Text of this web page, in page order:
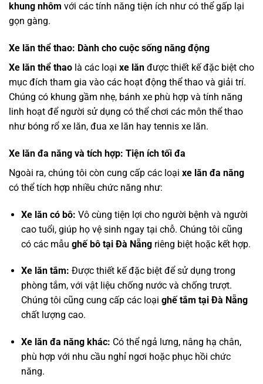
khung nhôm với các tính năng tiện ích như có thể gấp lại
gọn gàng.
Xe lăn thể thao: Dành cho cuộc sống năng động
Xe lăn thể thao là các loại xe lăn được thiết kế đặc biệt cho
mục đích tham gia vào các hoạt động thể thao và giải trí.
Chúng có khung gầm nhẹ, bánh xe phù hợp và tính năng
linh hoạt để người sử dụng có thể chơi các môn thể thao
như bóng rổ xe lăn, đua xe lăn hay tennis xe lăn.
Xe lăn đa năng và tích hợp: Tiện ích tối đa
Ngoài ra, chúng tôi còn cung cấp các loại xe lăn đa năng
có thể tích hợp nhiều chức năng như:
Xe lăn có bô: Vô cùng tiện lợi cho người bệnh và người
cao tuổi, giúp họ vệ sinh ngay tại chỗ. Chúng tôi cũng
có các mẫu ghế bô tại Đà Nẵngriêng biệt hoặc kết hợp.
Xe lăn tắm: Được thiết kế đặc biệt để sử dụng trong
phòng tắm, với vật liệu chống nước và chống trượt.
Chúng tôi cũng cung cấp các loại ghế tắm tại Đà Nẵng
chất lượng cao.
Xe lăn đa năng khác: Có thể ngả lưng, nâng hạ chân,
phù hợp với nhu cầu nghỉ ngơi hoặc phục hồi chức
năng.